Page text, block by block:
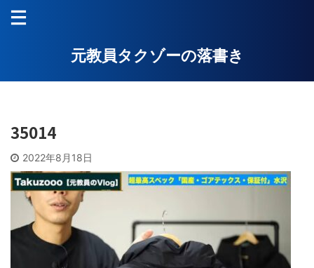
元教員タクゾーの落書き
35014
2022年8月18日